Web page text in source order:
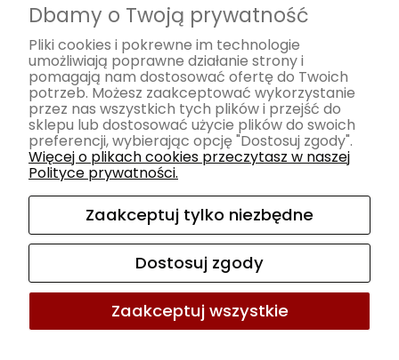
Czas realizacji zamówienia
Zwroty i reklamacje
Pomoc
Regulamin
Polityka prywatności
Twoje zamówienia
Ustawienia konta
Dbamy o Twoją prywatność
Pliki cookies i pokrewne im technologie
umożliwiają poprawne działanie strony i
pomagają nam dostosować ofertę do Twoich
potrzeb. Możesz zaakceptować wykorzystanie
przez nas wszystkich tych plików i przejść do
sklepu lub dostosować użycie plików do swoich
preferencji, wybierając opcję "Dostosuj zgody".
Więcej o plikach cookies przeczytasz w naszej
Polityce prywatności.
Zaakceptuj tylko niezbędne
Dostosuj zgody
Zaakceptuj wszystkie